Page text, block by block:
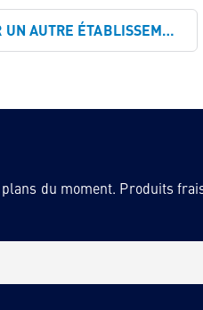
UN AUTRE ÉTABLISSEMENT
du moment. Produits